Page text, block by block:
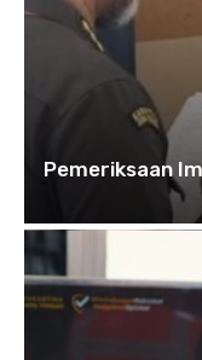
Pemeriksaan